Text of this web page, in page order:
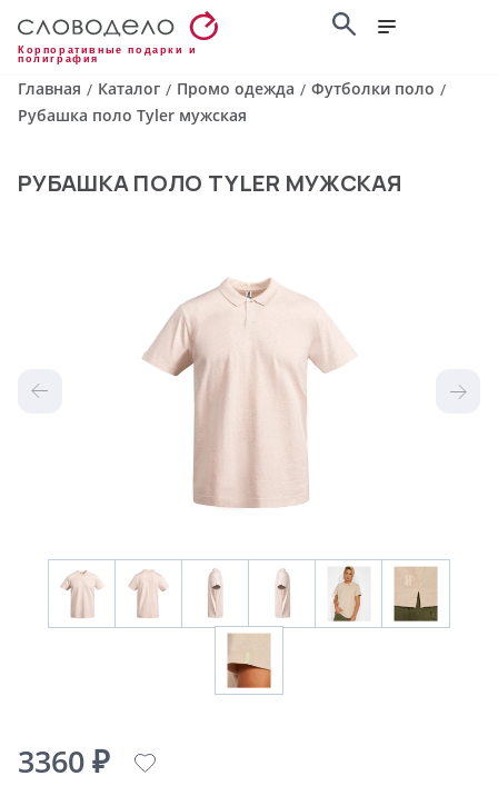
Корпоративные подарки и
полиграфия
Главная / Каталог / Промо одежда / Футболки поло /
Рубашка поло Tyler мужская
РУБАШКА ПОЛО TYLER МУЖСКАЯ
3360 ₽